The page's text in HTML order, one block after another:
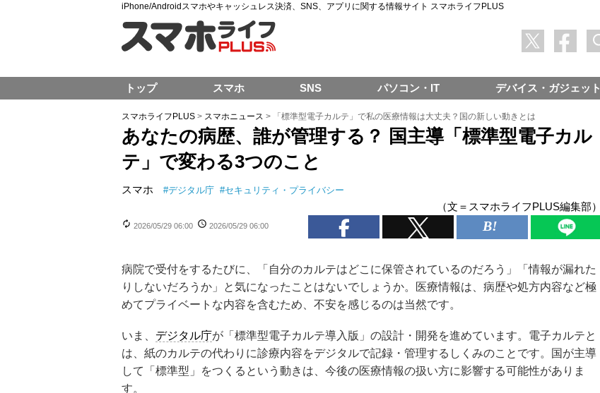
iPhone/Androidスマホやキャッシュレス決済、SNS、アプリに関する情報サイト スマホライフPLUS
スマホライフPLUS > スマホニュース > 「標準型電子カルテ」で私の医療情報は大丈夫？国の新しい動きとは
あなたの病歴、誰が管理する？ 国主導「標準型電子カル
テ」で変わる3つのこと
スマホ #デジタル庁 #セキュリティ・プライバシー
（文＝スマホライフPLUS編集部）
2026/05/29 06:00 2026/05/29 06:00
病院で受付をするたびに、「自分のカルテはどこに保管されているのだろう」「情報が漏れた
りしないだろうか」と気になったことはないでしょうか。医療情報は、病歴や処方内容など極
めてプライベートな内容を含むため、不安を感じるのは当然です。
いま、 デジタル庁が「標準型電子カルテ導入版」の設計・開発を進めています。電子カルテと
は、紙のカルテの代わりに診療内容をデジタルで記録・管理するしくみのことです。国が主導
して「標準型」をつくるという動きは、今後の医療情報の扱い方に影響する可能性がありま
す。
トップ スマホ SNS パソコン・IT デバイス・ガジェット